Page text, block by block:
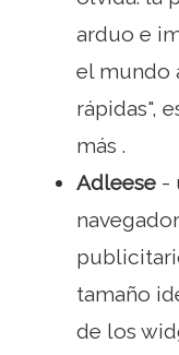
arduo e
el mundo
rápidas",
más .
Adleese -
tamaño
de los